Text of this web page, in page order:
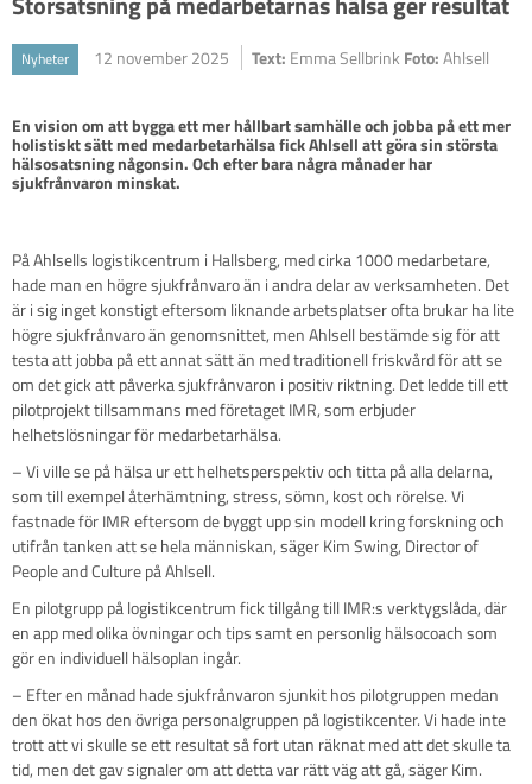
Nyheter 12 november 2025 Text: Emma Sellbrink Foto:Ahlsell
En vision om att bygga ett mer hållbart samhälle och jobba på ett mer
holistiskt sätt med medarbetarhälsa fick Ahlsell att göra sin största
hälsosatsning någonsin. Och efter bara några månader har
sjukfrånvaron minskat.
På Ahlsells logistikcentrum i Hallsberg, med cirka 1000 medarbetare,
hade man en högre sjukfrånvaro än i andra delar av verksamheten. Det
är i sig inget konstigt eftersom liknande arbetsplatser ofta brukar ha lite
högre sjukfrånvaro än genomsnittet, men Ahlsell bestämde sig för att
testa att jobba på ett annat sätt än med traditionell friskvård för att se
om det gick att påverka sjukfrånvaron i positiv riktning. Det ledde till ett
pilotprojekt tillsammans med företaget IMR, som erbjuder
helhetslösningar för medarbetarhälsa.
– Vi ville se på hälsa ur ett helhetsperspektiv och titta på alla delarna,
som till exempel återhämtning, stress, sömn, kost och rörelse. Vi
fastnade för IMR eftersom de byggt upp sin modell kring forskning och
utifrån tanken att se hela människan, säger Kim Swing, Director of
People and Culture på Ahlsell.
En pilotgrupp på logistikcentrum fick tillgång till IMR:s verktygslåda, där
en app med olika övningar och tips samt en personlig hälsocoach som
gör en individuell hälsoplan ingår.
– Efter en månad hade sjukfrånvaron sjunkit hos pilotgruppen medan
den ökat hos den övriga personalgruppen på logistikcenter. Vi hade inte
trott att vi skulle se ett resultat så fort utan räknat med att det skulle ta
tid, men det gav signaler om att detta var rätt väg att gå, säger Kim.